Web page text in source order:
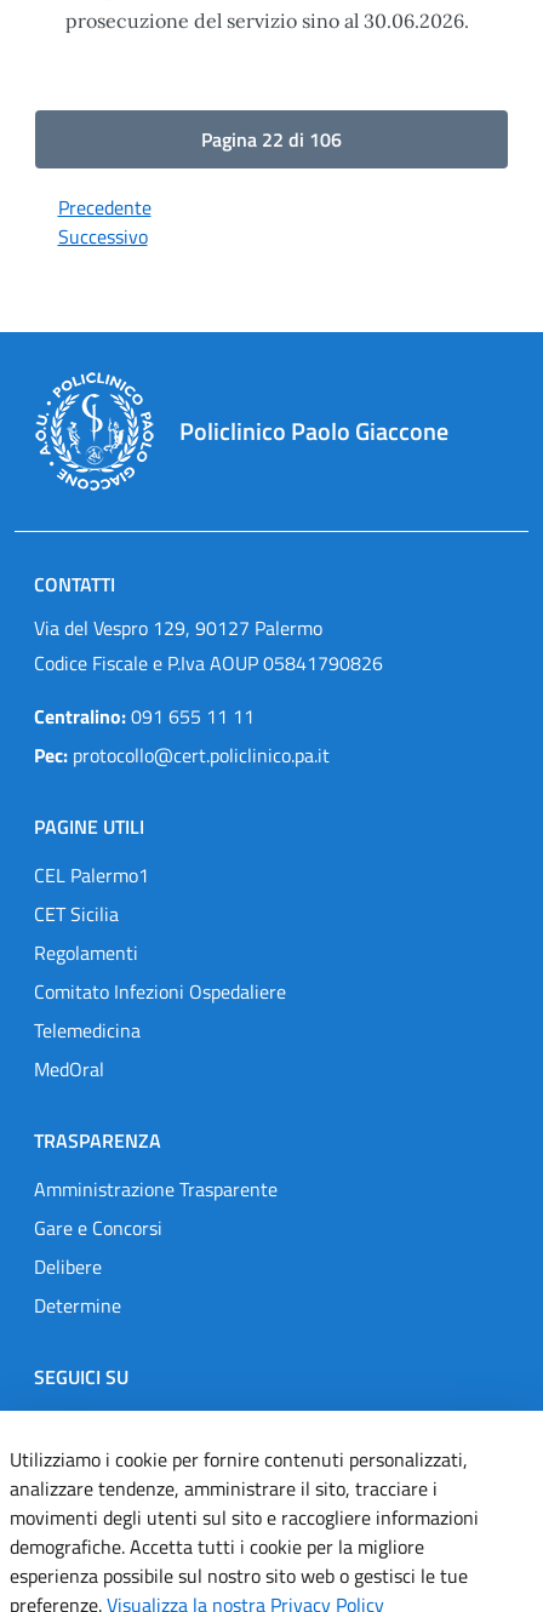
prosecuzione del servizio sino al 30.06.2026.
Pagina 22 di 106
Precedente
Successivo
Policlinico Paolo Giaccone
CONTATTI
Via del Vespro 129, 90127 Palermo
Codice Fiscale e P.Iva AOUP 05841790826
Centralino:091 655 11 11
Pec: protocollo@cert.policlinico.pa.it
PAGINE UTILI
CEL Palermo1
CET Sicilia
Regolamenti
Comitato Infezioni Ospedaliere
Telemedicina
MedOral
TRASPARENZA
Amministrazione Trasparente
Gare e Concorsi
Delibere
Determine
SEGUICI SU
Designers Italia
TwitterInstagramYoutubeLinkedin
Dichiarazione di accessibilità
Informativa cookie
Utilizziamo i cookie per fornire contenuti personalizzati,
analizzare tendenze, amministrare il sito, tracciare i
movimenti degli utenti sul sito e raccogliere informazioni
demografiche. Accetta tutti i cookie per la migliore
esperienza possibile sul nostro sito web o gestisci le tue
preferenze.Visualizza la nostra Privacy Policy